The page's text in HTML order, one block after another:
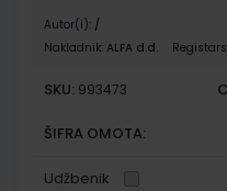
Autor(i): /
Nakladnik: ALFA d.d.
SKU: 993473
ŠIFRA OMOTA:
Udžbenik